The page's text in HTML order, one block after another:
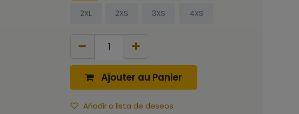
2XL 2XS 3XS 4XS
Ajouter au Panier
Añadir a lista de deseos